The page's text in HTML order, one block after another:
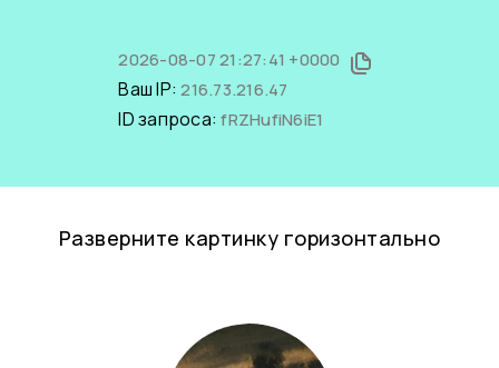
2026-08-07 21:27:41 +0000
Ваш IP:216.73.216.47
ID запроса:fRZHufiN6iE1
Разверните картинку горизонтально